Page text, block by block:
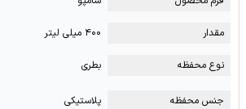
مقدار ۴۰۰ میلی لیتر
نوع محفظه بطری
جنس محفظه پلاستیکی